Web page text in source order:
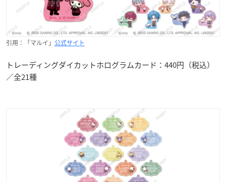
引用：「マルイ」 公式サイト
トレーディングダイカットホログラムカード：440円（税込）
／全21種